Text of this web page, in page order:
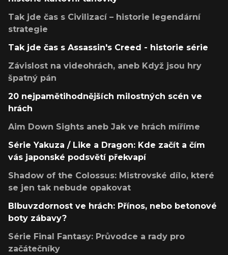
Tak jde čas s Civilizací – historie legendární
strategie
Tak jde čas s Assassin's Creed - historie série
Závislost na videohrách, aneb Když jsou hry
špatný pán
20 nejpamětihodnějších milostných scén ve
hrách
Aim Down Sights aneb Jak ve hrách míříme
Série Yakuza / Like a Dragon: Kde začít a čím
vás japonské podsvětí překvapí
Shadow of the Colossus: Mistrovské dílo, které
se jen tak nebude opakovat
Blbuvzdornost ve hrách: Přínos, nebo betonové
boty zábavy?
Série Final Fantasy: Průvodce a rady pro
začátečníky